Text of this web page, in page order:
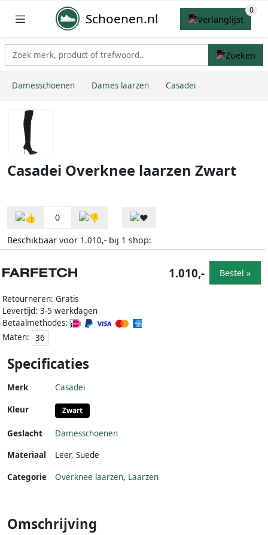
Schoenen.nl
Damesschoenen Dames laarzen Casadei
Casadei Overknee laarzen Zwart
0
Beschikbaar voor 1.010,- bij 1 shop:
Retourneren: Gratis
Levertijd: 3-5 werkdagen
Betaalmethodes:
Maten:
36
1.010,- Bestel »
Specificaties
Merk Casadei
Kleur Zwart
Geslacht
Damesschoenen
Materiaal
Leer, Suede
Categorie Overknee laarzen, Laarzen
Omschrijving